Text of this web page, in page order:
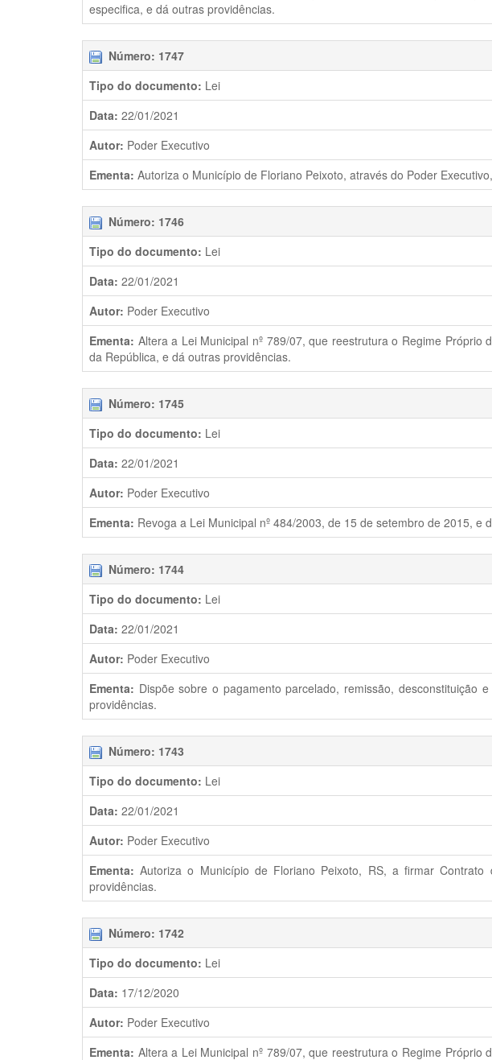
especifica, e dá outras providências.
Número: 1747
Tipo do documento: Lei
Data: 22/01/2021
Autor: Poder Executivo
Ementa: Autoriza o Município de Floriano Peixoto, através do Poder
Número: 1746
Tipo do documento: Lei
Data: 22/01/2021
Autor: Poder Executivo
Ementa: Altera a Lei Municipal nº 789/07, que reestrutura o Regime
da República, e dá outras providências.
Número: 1745
Tipo do documento: Lei
Data: 22/01/2021
Autor: Poder Executivo
Ementa: Revoga a Lei Municipal nº 484/2003, de 15 de setembro de 2015, e
Número: 1744
Tipo do documento: Lei
Data: 22/01/2021
Autor: Poder Executivo
Ementa: Dispõe sobre o pagamento parcelado, remissão,
providências.
Número: 1743
Tipo do documento: Lei
Data: 22/01/2021
Autor: Poder Executivo
Ementa: Autoriza o Município de Floriano Peixoto, RS, a firmar
providências.
Número: 1742
Tipo do documento: Lei
Data: 17/12/2020
Autor: Poder Executivo
Ementa: Altera a Lei Municipal nº 789/07, que reestrutura o Regime